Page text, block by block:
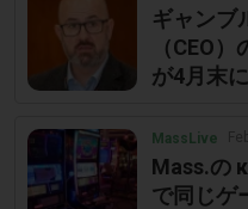
ギャンブ
（CEO
が4月末
MassLive
Mass.の
で同じゲ